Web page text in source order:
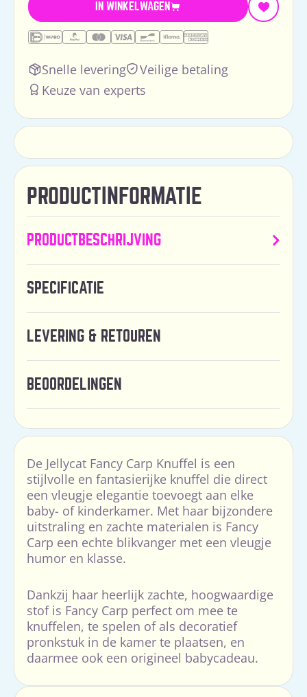
IN WINKELWAGEN
Snelle levering
Veilige betaling
Keuze van experts
PRODUCTINFORMATIE
PRODUCTBESCHRIJVING
SPECIFICATIE
LEVERING & RETOUREN
BEOORDELINGEN
De Jellycat Fancy Carp Knuffel is een
stijlvolle en fantasierijke knuffel die direct
een vleugje elegantie toevoegt aan elke
baby- of kinderkamer. Met haar bijzondere
uitstraling en zachte materialen is Fancy
Carp een echte blikvanger met een vleugje
humor en klasse.
Dankzij haar heerlijk zachte, hoogwaardige
stof is Fancy Carp perfect om mee te
knuffelen, te spelen of als decoratief
pronkstuk in de kamer te plaatsen, en
daarmee ook een origineel babycadeau.